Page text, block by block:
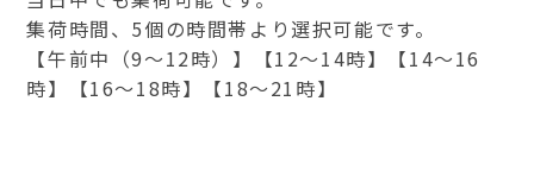
集荷時間、5個の時間帯より選択可能です。
【午前中（9～12時）】【12～14時】【14～16
時】【16～18時】【18～21時】